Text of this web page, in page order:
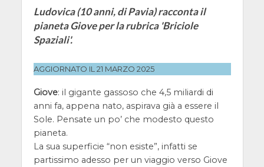
Ludovica (10 anni, di Pavia) racconta il
pianeta Giove per la rubrica 'Briciole
Spaziali'.
AGGIORNATO IL 21 MARZO 2025
Giove: il gigante gassoso che 4,5 miliardi di
anni fa, appena nato, aspirava già a essere il
Sole. Pensate un po’ che modesto questo
pianeta.
La sua superficie “non esiste”, infatti se
partissimo adesso per un viaggio verso Giove